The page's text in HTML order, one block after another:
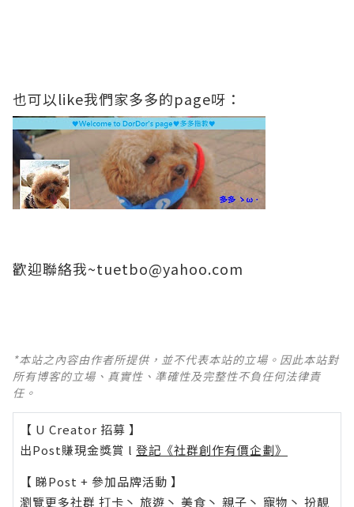
也可以like我們家多多的page呀：
歡迎聯絡我~tuetbo@yahoo.com
*本站之內容由作者所提供，並不代表本站的立場。因此本站對
所有博客的立場、真實性、準確性及完整性不負任何法律責
任。
【 U Creator 招募 】
出Post賺現金獎賞 l 登記《社群創作有價企劃》
【 睇Post + 參加品牌活動 】
瀏覽更多社群 打卡 丶 旅遊 丶 美食 丶 親子 丶 寵物 丶 扮靚